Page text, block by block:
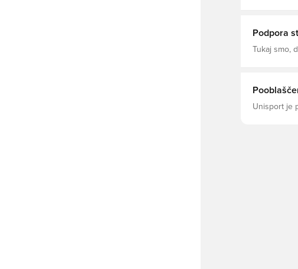
Podpora
Tukaj smo,
Unisport je